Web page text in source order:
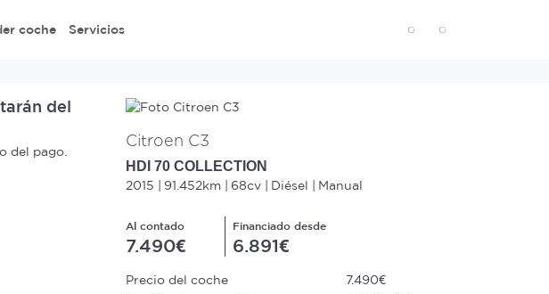
coche Servicios
del
del pago.
Citroen C3
HDI 70 COLLECTION
2015 91.452km 68cv Diésel Manual
Al contado
7.490€
Financiado desde
6.891€
Precio del coche
7.490€